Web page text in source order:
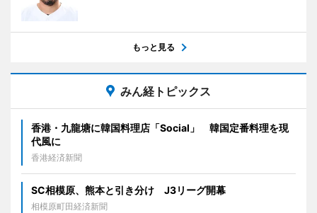
もっと見る
みん経トピックス
香港・九龍塘に韓国料理店「Social」 韓国定番料理を現
代風に
香港経済新聞
SC相模原、熊本と引き分け J3リーグ開幕
相模原町田経済新聞